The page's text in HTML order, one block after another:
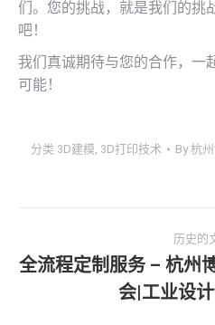
们。您的挑战，就是我们的挑
吧！
我们真诚期待与您的合作，一
可能！
分类 3D建模 3D打印技术 By杭
章
历史的
历
全流程定制服务 – 杭州
会|工业设